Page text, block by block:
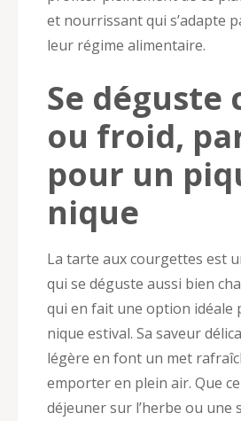
et nourrissant qui s’adapte
leur régime alimentaire.
Se déguste
ou froid,
pour un
nique
La tarte aux courgettes est
qui se déguste aussi bien
qui en fait une option idéale
nique estival. Sa saveur
légère en font un met
emporter en plein air. Que
déjeuner sur l’herbe ou une